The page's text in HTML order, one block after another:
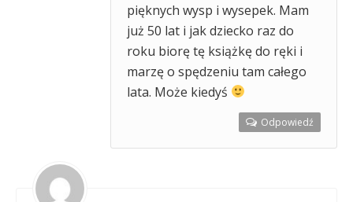
pięknych wysp i wysepek. Mam
już 50 lat i jak dziecko raz do
roku biorę tę książkę do ręki i
marzę o spędzeniu tam całego
lata. Może kiedyś
Odpowiedź